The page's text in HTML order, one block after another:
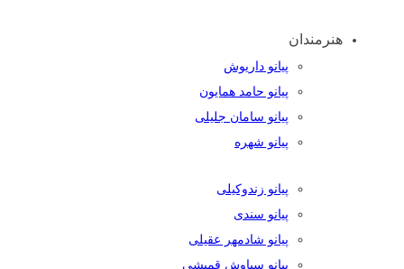
هنرمندان
پیانو داریوش
پیانو حامد همایون
پیانو سامان جلیلی
پیانو شهره
پیانو زندوکیلی
پیانو سندی
پیانو شادمهر عقیلی
پیانو سیاوش قمیشی